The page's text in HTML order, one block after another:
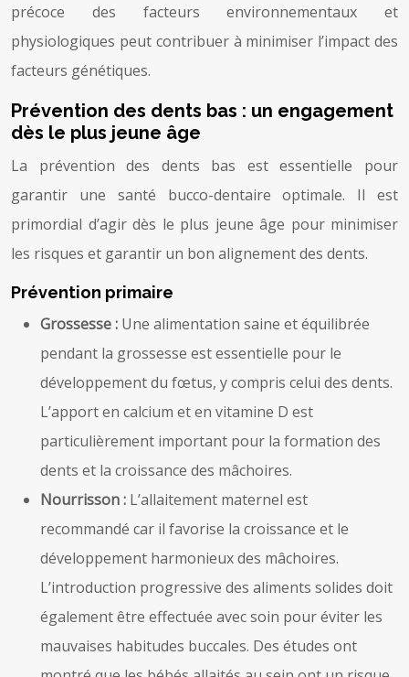
précoce des facteurs environnementaux et
physiologiques peut contribuer à minimiser l’impact des
facteurs génétiques.
Prévention des dents bas : un engagement
dès le plus jeune âge
La prévention des dents bas est essentielle pour
garantir une santé bucco-dentaire optimale. Il est
primordial d’agir dès le plus jeune âge pour minimiser
les risques et garantir un bon alignement des dents.
Prévention primaire
Grossesse : Une alimentation saine et équilibrée
pendant la grossesse est essentielle pour le
développement du fœtus, y compris celui des dents.
L’apport en calcium et en vitamine D est
particulièrement important pour la formation des
dents et la croissance des mâchoires.
Nourrisson : L’allaitement maternel est
recommandé car il favorise la croissance et le
développement harmonieux des mâchoires.
L’introduction progressive des aliments solides doit
également être effectuée avec soin pour éviter les
mauvaises habitudes buccales. Des études ont